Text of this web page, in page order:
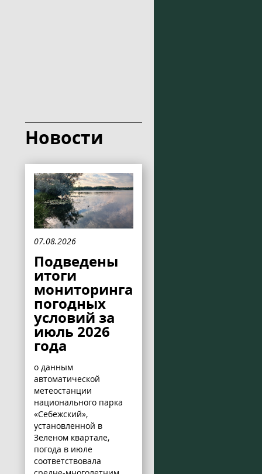
Новости
07.08.2026
Подведены
итоги
мониторинга
погодных
условий за
июль 2026
года
о данным
автоматической
метеостанции
национального парка
«Себежский»,
установленной в
Зеленом квартале,
погода в июле
соответствовала